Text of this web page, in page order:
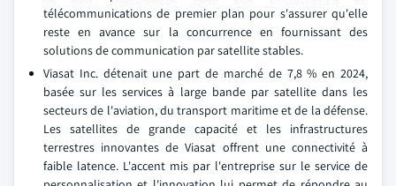
télécommunications de premier plan pour s'assurer qu'elle
reste en avance sur la concurrence en fournissant des
solutions de communication par satellite stables.
Viasat Inc. détenait une part de marché de 7,8 % en 2024,
basée sur les services à large bande par satellite dans les
secteurs de l'aviation, du transport maritime et de la défense.
Les satellites de grande capacité et les infrastructures
terrestres innovantes de Viasat offrent une connectivité à
faible latence. L'accent mis par l'entreprise sur le service de